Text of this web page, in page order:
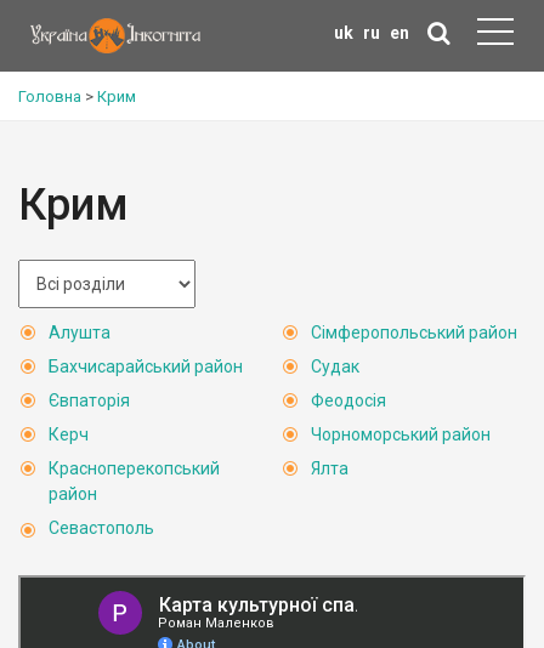
uk ru en
Головна > Крим
Крим
Алушта
Бахчисарайський район
Євпаторія
Керч
Красноперекопський
район
Севастополь
Сімферопольський район
Судак
Феодосія
Чорноморський район
Ялта